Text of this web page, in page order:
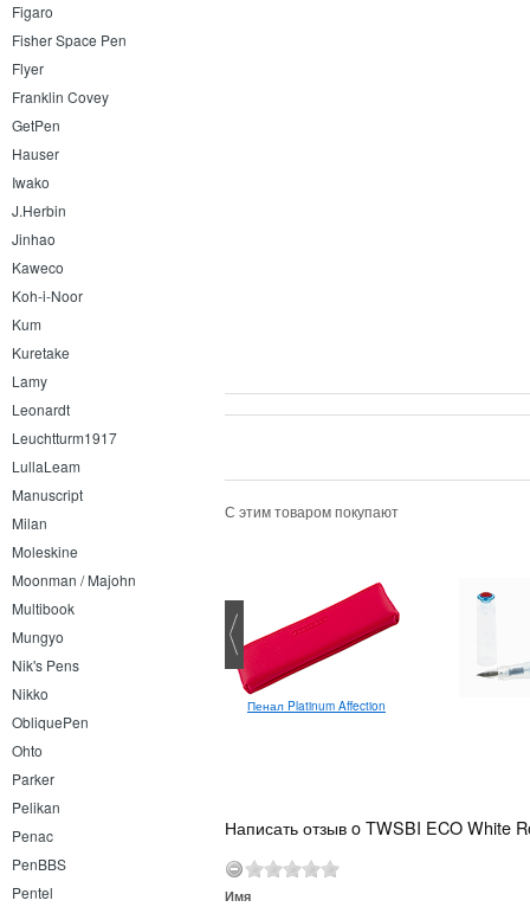
Figaro
Fisher Space Pen
Flyer
Franklin Covey
GetPen
Hauser
Iwako
J.Herbin
Jinhao
Kaweco
Koh-i-Noor
Kum
Kuretake
Lamy
Leonardt
Leuchtturm1917
LullaLeam
Manuscript
Milan
Moleskine
Moonman / Majohn
Multibook
Mungyo
Nik's Pens
Nikko
ObliquePen
Ohto
Parker
Pelikan
Penac
PenBBS
Pentel
С этим товаром покупают
Moonman M2 Plus F Пенал Platinum Affection
Написать отзыв o TWSBI ECO White
Имя